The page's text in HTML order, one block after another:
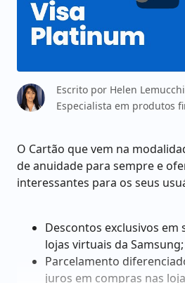
Escrito por Helen Lemucchi
Especialista em produtos
O Cartão que vem na
de anuidade para sempre e
interessantes para os seus
Descontos exclusivos em
lojas virtuais da Samsung;
Parcelamento
juros em compras nas